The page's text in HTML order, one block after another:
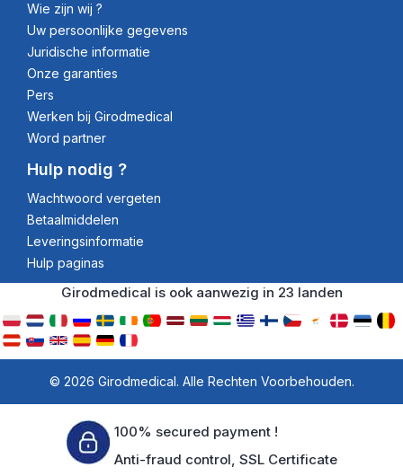
Wie zijn wij ?
Uw persoonlijke gegevens
Juridische informatie
Onze garanties
Pers
Werken bij Girodmedical
Word partner
Hulp nodig ?
Wachtwoord vergeten
Betaalmiddelen
Leveringsinformatie
Hulp paginas
Girodmedical is ook aanwezig in 23 landen
© 2026 Girodmedical. Alle Rechten Voorbehouden.
100% secured payment !
Anti-fraud control, SSL Certificate